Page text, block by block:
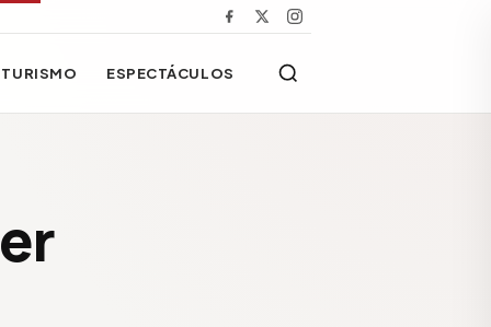
TURISMO ESPECTÁCULOS